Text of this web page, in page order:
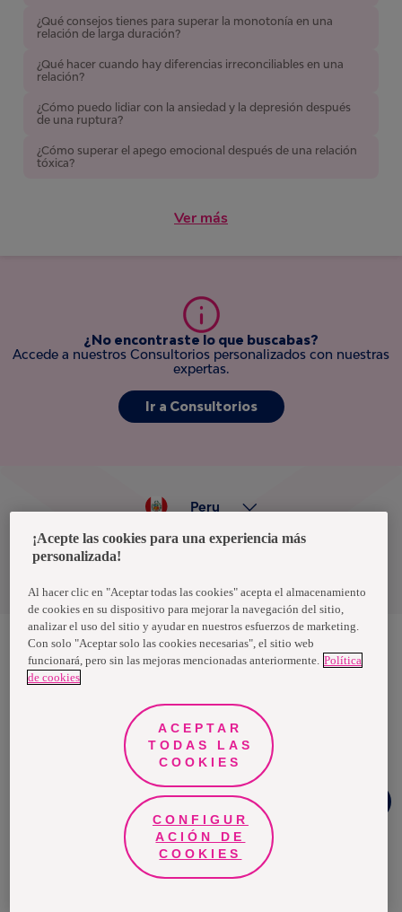
¿Qué consejos tienes para superar la monotonía en una
relación de larga duración?
¿Qué hacer cuando hay diferencias irreconciliables en una
relación?
¿Cómo puedo lidiar con la ansiedad y la depresión después
de una ruptura?
¿Cómo superar el apego emocional después de una relación
tóxica?
Ver más
¿No encontraste lo que buscabas?
Accede a nuestros Consultorios personalizados con nuestras
expertas.
Ir a Consultorios
Política de privacidad de datos
Peru
Nosotras, una marca de Essity - una compañía global líder en
higiene y salud. Cada día, mil millones de personas, en todo el
propósito es romper barreras por el bienestar en beneficio de
consumidores, pacientes, cuidadores, clientes y la sociedad en
general. Vendemos en aproximadamente 150 países bajo las
principales marcas globales TENA y Tork, así como otras marcas
como Actimove, Cutimed, JOBST, Knix, Leukoplast, Libero, Libresse,
Lotus, Modibodi, Nosotras, Saba, Tempo, TOM Organic y Zewa. En
2024, Essity tuvo ventas de aproximadamente 13 mil millones de
euros y empleó a 36,000 personas. La sede de la compañía está
ubicada en Estocolmo, Suecia, y Essity cotiza en Nasdaq Estocolmo.
Más información enwww.essity.com.
¡Acepte las cookies para una experiencia más
personalizada!
Al hacer clic en "Aceptar todas las cookies" acepta el almacenamiento
de cookies en su dispositivo para mejorar la navegación del sitio,
analizar el uso del sitio y ayudar en nuestros esfuerzos de marketing.
Con solo "Aceptar solo las cookies necesarias", el sitio web
funcionará, pero sin las mejoras mencionadas anteriormente. Política
de cookies
ACEPTAR
TODAS LAS
COOKIES
CONFIGUR
ACIÓN DE
COOKIES